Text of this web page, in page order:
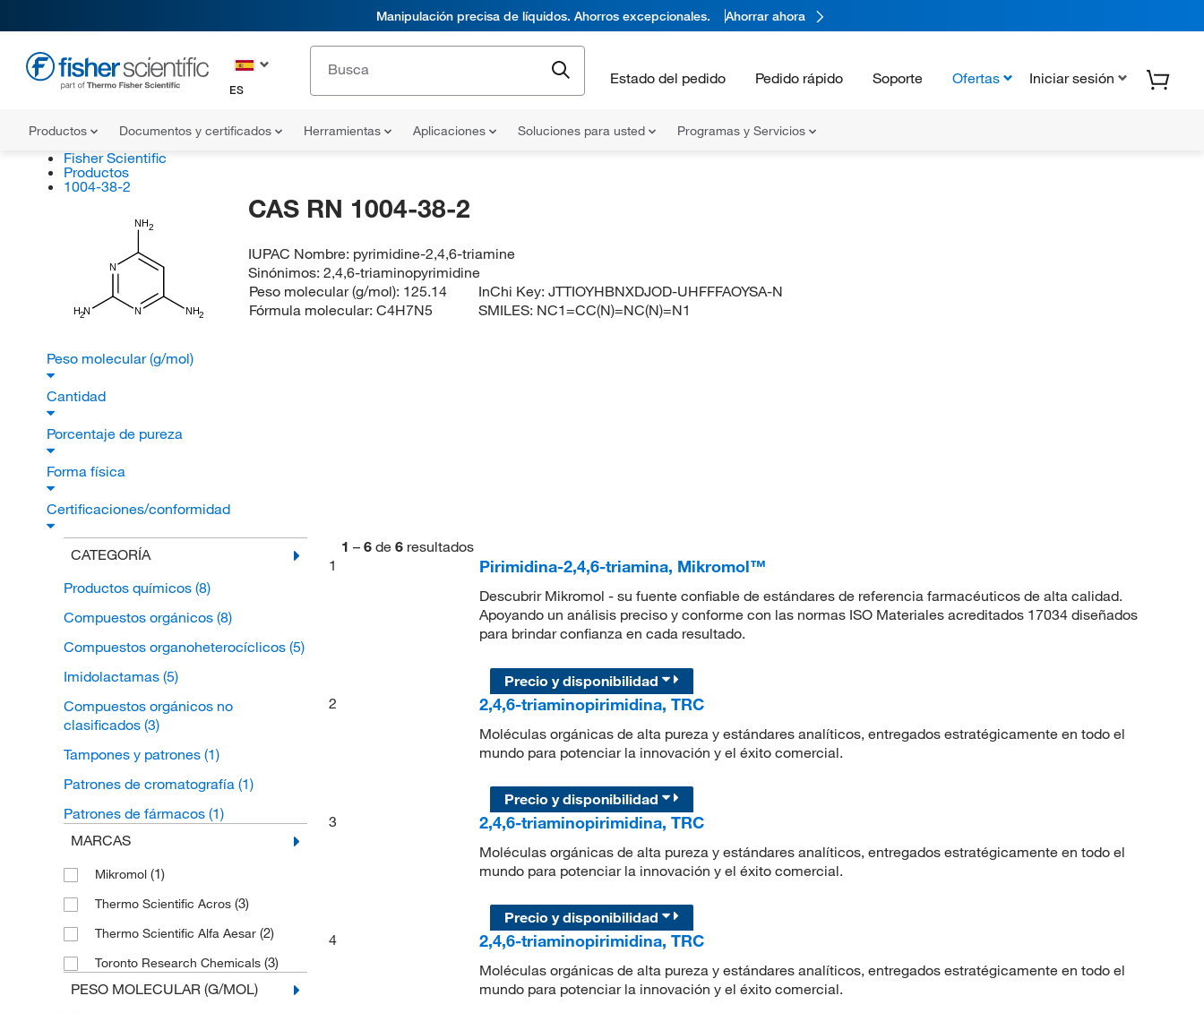
Manipulación precisa de líquidos. Ahorros excepcionales. Ahorrar ahora
ES
Estado del pedido Pedido rápido Soporte Ofertas Iniciar sesión
Productos Documentos y certificados Herramientas Aplicaciones Soluciones para usted Programas y Servicios
Fisher Scientific
Productos
1004-38-2
NH2
NH2
N
H2N
N
CAS RN 1004-38-2
IUPAC Nombre: pyrimidine-2,4,6-triamine
Sinónimos:2,4,6-triaminopyrimidine
Peso molecular (g/mol): 125.14
Fórmula molecular: C4H7N5
InChi Key:JTTIOYHBNXDJOD-UHFFFAOYSA-N
SMILES: NC1=CC(N)=NC(N)=N1
Peso molecular (g/mol)
Cantidad
Porcentaje de pureza
Forma física
Certificaciones/conformidad
CATEGORÍA
Productos químicos (8)
Compuestos orgánicos (8)
Compuestos organoheterocíclicos (5)
Imidolactamas (5)
Compuestos orgánicos no
clasificados (3)
Tampones y patrones (1)
Patrones de cromatografía (1)
Patrones de fármacos (1)
MARCAS
Mikromol (1)
Thermo Scientific Acros (3)
Thermo Scientific Alfa Aesar (2)
Toronto Research Chemicals (3)
PESO MOLECULAR (G/MOL)
1 – 6 de 6 resultados
1
Pirimidina-2,4,6-triamina, Mikromol™
Descubrir Mikromol - su fuente confiable de estándares de referencia farmacéuticos de alta calidad.
Apoyando un análisis preciso y conforme con las normas ISO Materiales acreditados 17034 diseñados
para brindar confianza en cada resultado.
Precio y disponibilidad
2
2,4,6-triaminopirimidina, TRC
Moléculas orgánicas de alta pureza y estándares analíticos, entregados estratégicamente en todo el
mundo para potenciar la innovación y el éxito comercial.
Precio y disponibilidad
3
2,4,6-triaminopirimidina, TRC
Moléculas orgánicas de alta pureza y estándares analíticos, entregados estratégicamente en todo el
mundo para potenciar la innovación y el éxito comercial.
Precio y disponibilidad
4
2,4,6-triaminopirimidina, TRC
Moléculas orgánicas de alta pureza y estándares analíticos, entregados estratégicamente en todo el
mundo para potenciar la innovación y el éxito comercial.